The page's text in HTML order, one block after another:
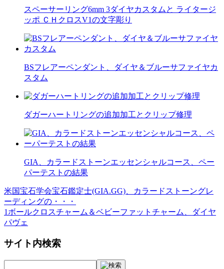
スペーサーリング6mm 3ダイヤカスタムと ライタージ
ッポ ＣＨクロスV1の文字彫り
BSフレアーペンダント、ダイヤ＆ブルーサファイヤカ
スタム
ダガーハートリングの追加加工とクリップ修理
GIA、カラードストーンエッセンシャルコース、ペー
パーテストの結果
投
稿
ナ
ビ
ゲ
米国宝石学会宝石鑑定士(GIA.GG)、カラードストーングレ
ーディングの・・・
1ボールクロスチャーム＆ベビーファットチャーム、ダイヤ
パヴェ
サイト内検索